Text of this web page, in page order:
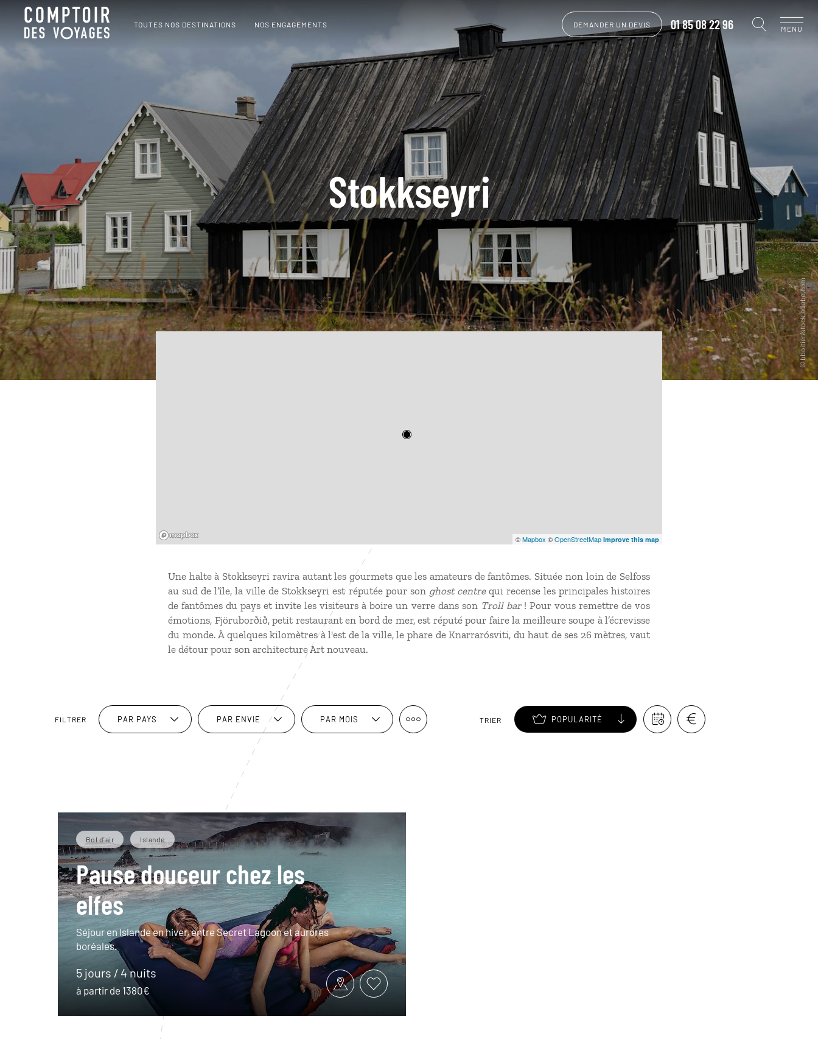
TOUTES NOS DESTINATIONS NOS ENGAGEMENTS DEMANDER UN DEVIS 01 85 08 22 96 MENU
Stokkseyri
©Mapbox ©OpenStreetMap Improve this map
Une halte à Stokkseyri ravira autant les gourmets que les amateurs de fantômes. Située non loin de Selfoss
au sud de l’île, la ville de Stokkseyri est réputée pour son ghost centrequi recense les principales histoires
de fantômes du pays et invite les visiteurs à boire un verre dans son Troll bar! Pour vous remettre de vos
émotions, Fjöruborðið, petit restaurant en bord de mer, est réputé pour faire la meilleure soupe à l’écrevisse
du monde. À quelques kilomètres à l'est de la ville, le phare de Knarrarósviti, du haut de ses 26 mètres, vaut
le détour pour son architecture Art nouveau.
FILTRER PAR PAYS PAR ENVIE PAR MOIS TRIER POPULARITÉ
Bol d'air Islande
Pause douceur chez les
elfes
Séjour en Islande en hiver, entre Secret Lagoon et aurores
boréales.
5 jours / 4 nuits
à partir de 1380€